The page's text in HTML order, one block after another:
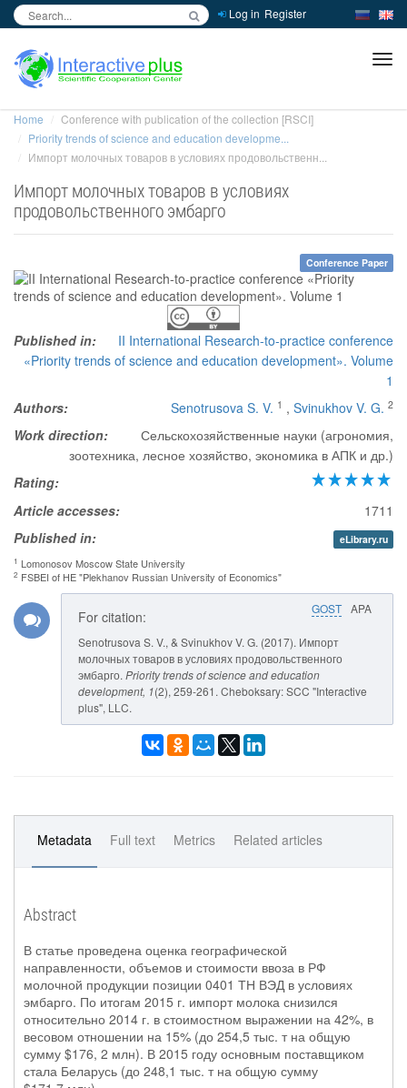
Log in Register
Home
Conference with publication of the collection [RSCI]
Priority trends of science and education developme...
Импорт молочных товаров в условиях продовольственн...
Импорт молочных товаров в условиях
продовольственного эмбарго
Conference Paper
Published in:
II International Research-to-practice conference
«Priority trends of science and education development». Volume
1
Authors:
Senotrusova S. V. 1 , Svinukhov V. G. 2
Work direction:
Сельскохозяйственные науки (агрономия,
зоотехника, лесное хозяйство, экономика в АПК и др.)
Rating:
Article accesses:
1711
Published in:
eLibrary.ru
1 Lomonosov Moscow State University
2 FSBEI of HE "Plekhanov Russian University of Economics"
GOST APA
For citation:
Senotrusova S. V., & Svinukhov V. G. (2017). Импорт
молочных товаров в условиях продовольственного
эмбарго. Priority trends of science and education
development, 1(2), 259-261. Cheboksary: SCC "Interactive
plus", LLC.
Metadata Full text Metrics Related articles
Abstract
В статье проведена оценка географической
направленности, объемов и стоимости ввоза в РФ
молочной продукции позиции 0401 ТН ВЭД в условиях
эмбарго. По итогам 2015 г. импорт молока снизился
относительно 2014 г. в стоимостном выражении на 42%, в
весовом отношении на 15% (до 254,5 тыс. т на общую
сумму $176, 2 млн). В 2015 году основным поставщиком
стала Беларусь (до 248,1 тыс. т на общую сумму